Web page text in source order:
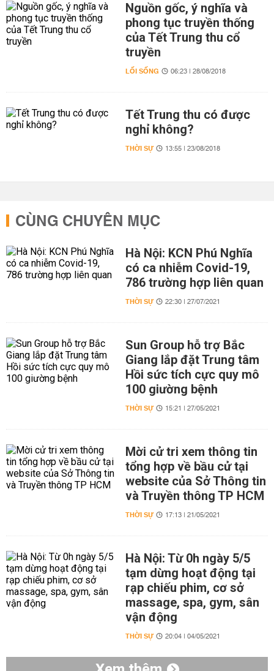
Nguồn gốc, ý nghĩa và
phong tục truyền thống
của Tết Trung thu cổ
truyền
LỐI SỐNG 06:23 | 28/08/2018
Tết Trung thu có được
nghỉ không?
THỜI SỰ 13:55 | 23/08/2018
CÙNG CHUYÊN MỤC
Hà Nội: KCN Phú Nghĩa
có ca nhiễm Covid-19,
786 trường hợp liên quan
THỜI SỰ 22:30 | 27/07/2021
Sun Group hỗ trợ Bắc
Giang lắp đặt Trung tâm
Hồi sức tích cực quy mô
100 giường bệnh
THỜI SỰ 15:21 | 27/05/2021
Mời cử tri xem thông tin
tổng hợp về bầu cử tại
website của Sở Thông tin
và Truyền thông TP HCM
THỜI SỰ 17:13 | 21/05/2021
Hà Nội: Từ 0h ngày 5/5
tạm dừng hoạt động tại
rạp chiếu phim, cơ sở
massage, spa, gym, sân
vận động
THỜI SỰ 20:04 | 04/05/2021